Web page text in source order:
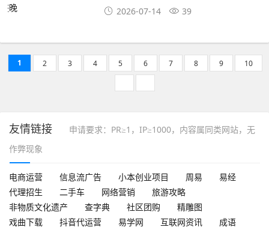
2026-07-14 39
1 2 3 4 5 6 7 8 9 10
友情链接
申请要求：PR≥1，IP≥1000，内容属同类网站，无
作弊现象
电商运营 信息流广告 小本创业项目 周易
易经
代理招生
二手车 网络营销
旅游攻略
非物质文化遗产
查字典 社区团购
精雕图
戏曲下载
抖音代运营 易学网 互联网资讯
成语